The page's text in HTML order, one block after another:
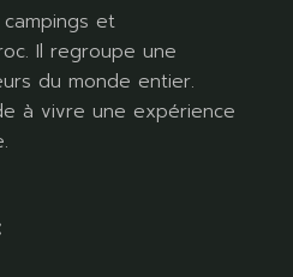
et
Il regroupe une
du monde entier.
à vivre une expérience